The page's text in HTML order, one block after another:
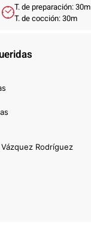
T. de preparación: 30m
T. de cocción: 30m
Rodríguez